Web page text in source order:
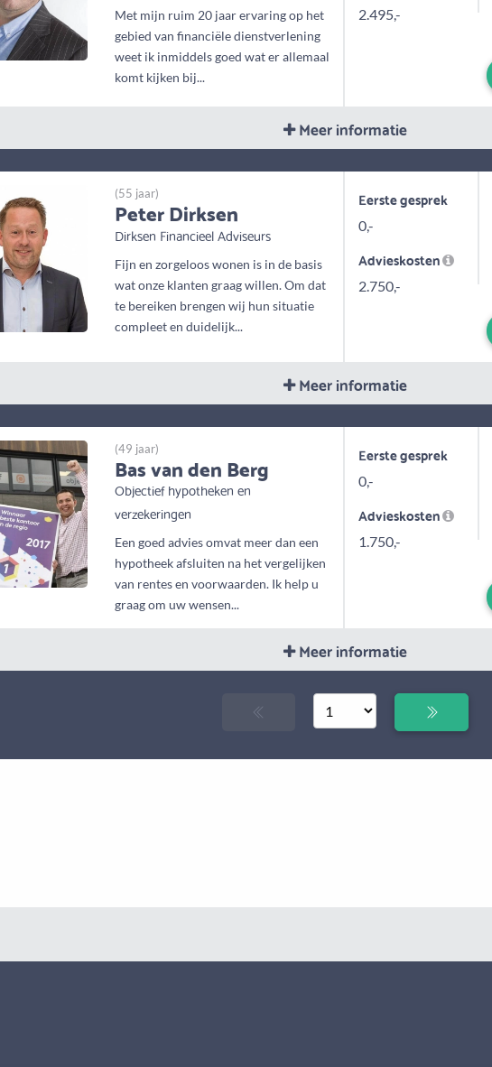
Met mijn ruim 20 jaar ervaring op het
gebied van financiële dienstverlening
weet ik inmiddels goed wat er allemaal
komt kijken bij...
2.495,-
Meer informatie
(55 jaar)
Peter Dirksen
Dirksen Financieel Adviseurs
Fijn en zorgeloos wonen is in de basis
wat onze klanten graag willen. Om dat
te bereiken brengen wij hun situatie
compleet en duidelijk...
Eerste gesprek
0,-
Advieskosten
2.750,-
Meer informatie
(49 jaar)
Bas van den Berg
Objectief hypotheken en
verzekeringen
Een goed advies omvat meer dan een
hypotheek afsluiten na het vergelijken
van rentes en voorwaarden. Ik help u
graag om uw wensen...
Eerste gesprek
0,-
Advieskosten
1.750,-
Meer informatie